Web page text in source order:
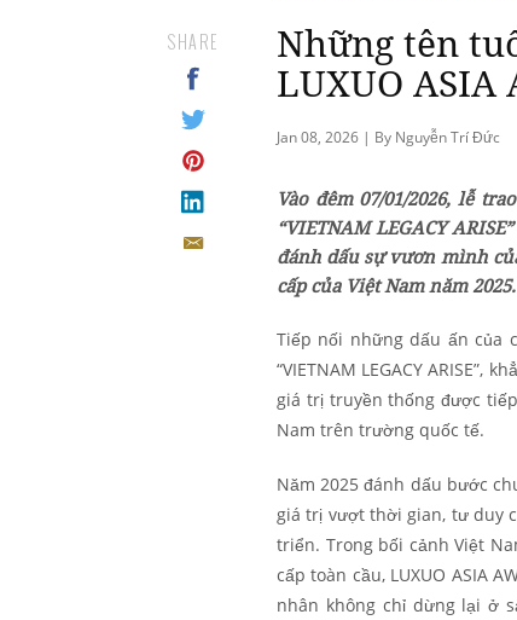
Những tên
LUXUO ASIA
Jan 08, 2026 | By Nguyễn Trí Đức
SHARE
Vào đêm 07/01/2026, lễ
“VIETNAM LEGACY
đánh dấu sự vươn mình
cấp của Việt Nam năm 2025.
Tiếp nối những dấu ấn của
“VIETNAM LEGACY
giá trị truyền thống được
Nam trên trường quốc tế.
Năm 2025 đánh dấu bước
giá trị vượt thời gian, tư duy
triển. Trong bối cảnh Việt
cấp toàn cầu, LUXUO ASIA
nhân không chỉ dừng lại ở